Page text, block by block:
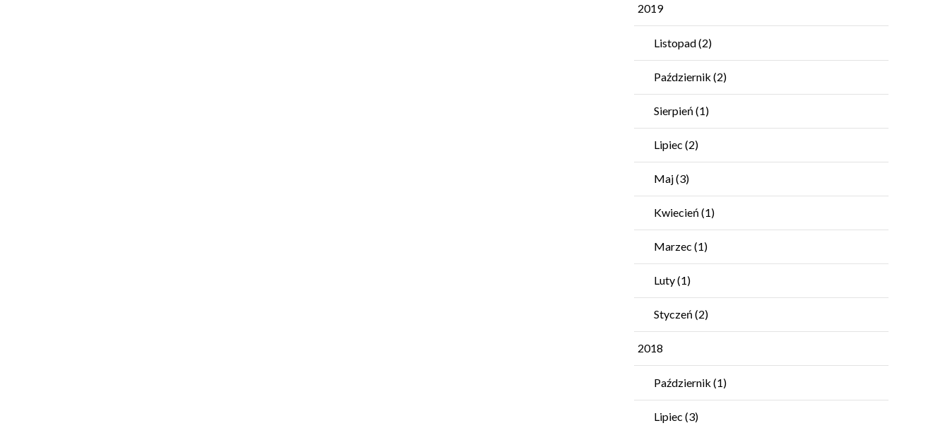
2019
Listopad(2)
Październik (2)
Sierpień (1)
Lipiec (2)
Maj(3)
Kwiecień (1)
Marzec (1)
Luty(1)
Styczeń (2)
2018
Październik (1)
Lipiec (3)